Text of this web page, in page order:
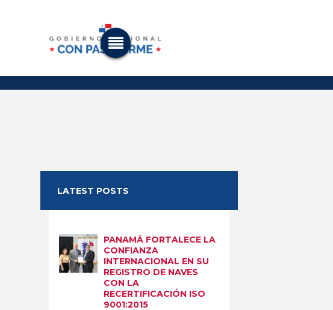
LATEST POSTS
PANAMÁ FORTALECE LA
CONFIANZA
INTERNACIONAL EN SU
REGISTRO DE NAVES
CON LA
RECERTIFICACIÓN ISO
9001:2015